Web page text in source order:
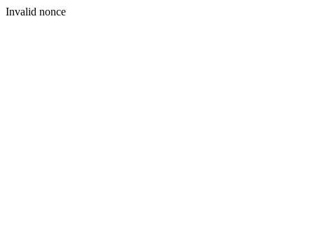
Invalid nonce